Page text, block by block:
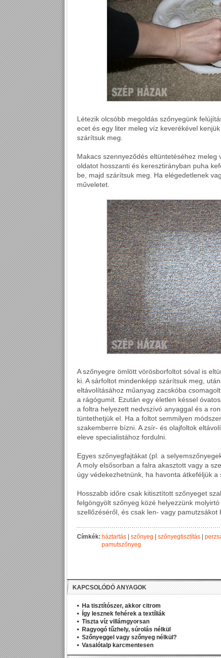
Létezik olcsóbb megoldás szőnyegünk
ecet és egy liter meleg víz keverékével
szárítsuk meg.
Makacs szennyeződés eltüntetéséhez
oldatot hosszanti és keresztirányban puha
be, majd szárítsuk meg. Ha elégedetlenek
műveletet.
A szőnyegre ömlött vörösborfoltot sóval is
ki. A sárfoltot mindenképp szárítsuk meg,
eltávolításához műanyag zacskóba
a rágógumit. Ezután egy életlen késsel
a foltra helyezett nedvszívó anyaggal és a
tüntethetjük el. Ha a foltot semmilyen
szakemberre bízni. A zsír- és olajfoltok
eleve specialistához fordulni.
Egyes szőnyegfajtákat (pl. a
A moly elsősorban a falra akasztott vagy a
úgy védekezhetnünk, ha havonta átkeféljük
Hosszabb időre csak kitisztított szőnyeget
felgöngyölt szőnyeg közé helyezzünk
szellőzéséről, és csak len- vagy
Címkék: háztartás szőnyeg szőnyegtisztítás
pamutszőnyeg
KAPCSOLÓDÓ ANYAGOK
Ha tisztítószer, akkor citrom
Így lesznek fehérek a textíliák
Tiszta víz villámgyorsan
Ragyogó tűzhely, súrolás nélkül
Szőnyeggel vagy szőnyeg nélkül?
Vasalótalp karcmentesen